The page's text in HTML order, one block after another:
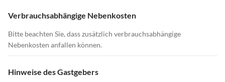
Verbrauchsabhängige Nebenkosten
Bitte beachten Sie, dass zusätzlich verbrauchsabhängige
Nebenkosten anfallen können.
Hinweise des Gastgebers